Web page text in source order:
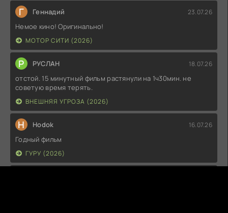
Г Геннадий 23.07.26
Немое кино! Оригинально!
МОТОР СИТИ (2026)
Р РУСЛАН 18.07.26
отстой. 15 минутный фильм растянули на 1ч30мин. не
советую время терять.
ВНЕШНЯЯ УГРОЗА (2026)
H Hodok 16.07.26
Годный фильм
ГУРУ (2026)